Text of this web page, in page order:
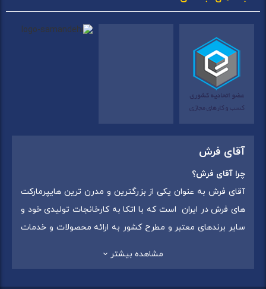
آقای فرش
چرا آقای فرش؟
آقای فرش به عنوان یکی از بزرگترین و مدرن ترین هایپرمارکت
های فرش در ایران است که با اتکا به کارخانجات تولیدی خود و
سایر برندهای معتبر و مطرح کشور به ارائه محصولات و خدمات
مشاهده بیشتر